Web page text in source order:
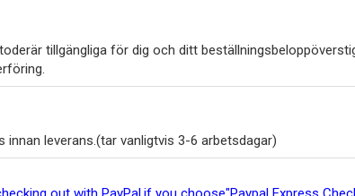
tillgängliga för dig och ditt
leverans.(tar vanligtvis 3-6 arbetsdagar)